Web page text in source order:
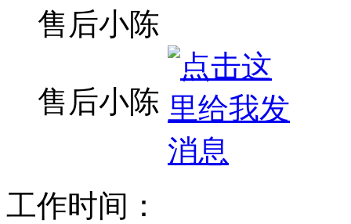
售后小陈
售后小陈
工作时间：